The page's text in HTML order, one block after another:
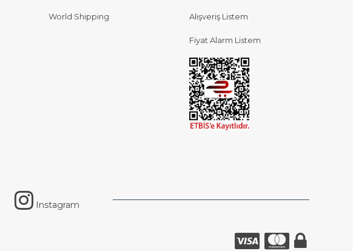
World Shipping Alışveriş Listem
Fiyat Alarm Listem
Instagram